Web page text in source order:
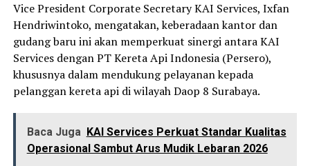
Vice President Corporate Secretary KAI Services, Ixfan
Hendriwintoko, mengatakan, keberadaan kantor dan
gudang baru ini akan memperkuat sinergi antara KAI
Services dengan PT Kereta Api Indonesia (Persero),
khususnya dalam mendukung pelayanan kepada
pelanggan kereta api di wilayah Daop 8 Surabaya.
Baca Juga KAI Services Perkuat Standar Kualitas
Operasional Sambut Arus Mudik Lebaran 2026